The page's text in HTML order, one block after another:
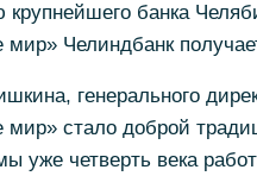
банка
Челиндбанк
генерального
стало доброй
уже четверть века